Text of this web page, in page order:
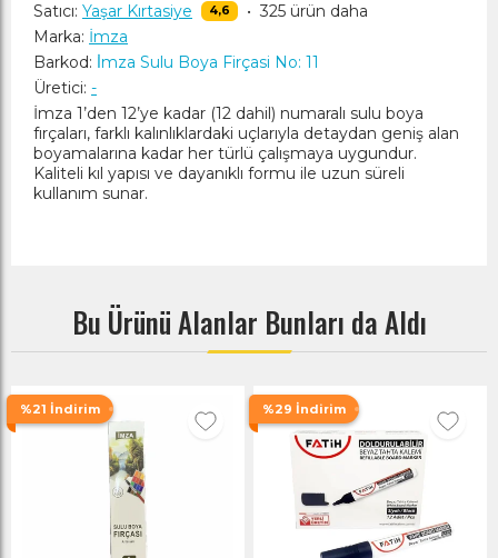
Satıcı: Yaşar Kırtasiye 4,6 • 325 ürün daha
Marka: İmza
Barkod: İ̇mza Sulu Boya Firçasi No: 11
Üretici: -
İmza 1’den 12’ye kadar (12 dahil) numaralı sulu boya
fırçaları, farklı kalınlıklardaki uçlarıyla detaydan geniş alan
boyamalarına kadar her türlü çalışmaya uygundur.
Kaliteli kıl yapısı ve dayanıklı formu ile uzun süreli
kullanım sunar.
Bu Ürünü Alanlar Bunları da Aldı
%21 İndirim %29 İndirim